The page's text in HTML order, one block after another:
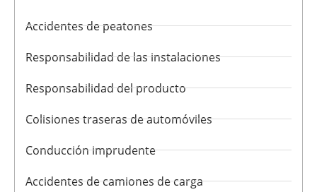
Accidentes de peatones
Responsabilidad de las instalaciones
Responsabilidad del producto
Colisiones traseras de automóviles
Conducción imprudente
Accidentes de camiones de carga